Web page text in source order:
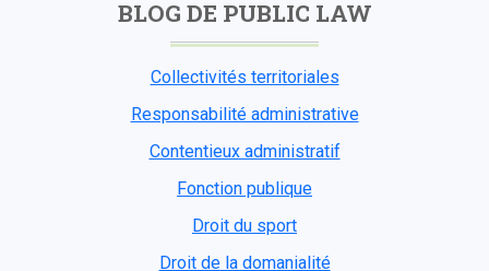
BLOG DE PUBLIC LAW
Collectivités territoriales
Responsabilité administrative
Contentieux administratif
Fonction publique
Droit du sport
Droit de la domanialité